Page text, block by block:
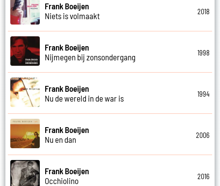
Frank Boeijen
Niets is volmaakt
2018
Frank Boeijen
Nijmegen bij zonsondergang
1998
Frank Boeijen
Nu de wereld in de war is
1994
Frank Boeijen
Nu en dan
2006
Frank Boeijen
Occhiolino
2016